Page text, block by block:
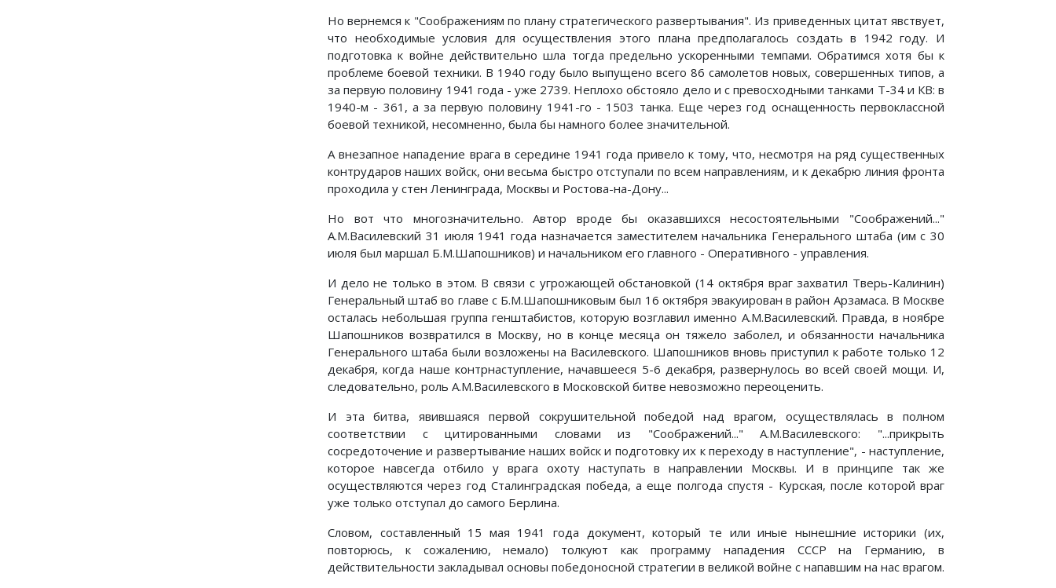
Но вернемся к "Соображениям по плану стратегического развертывания". Из приведенных цитат явствует,
что необходимые условия для осуществления этого плана предполагалось создать в 1942 году. И
подготовка к войне действительно шла тогда предельно ускоренными темпами. Обратимся хотя бы к
проблеме боевой техники. В 1940 году было выпущено всего 86 самолетов новых, совершенных типов, а
за первую половину 1941 года - уже 2739. Неплохо обстояло дело и с превосходными танками Т-34 и КВ: в
1940-м - 361, а за первую половину 1941-го - 1503 танка. Еще через год оснащенность первоклассной
боевой техникой, несомненно, была бы намного более значительной.
А внезапное нападение врага в середине 1941 года привело к тому, что, несмотря на ряд существенных
контрударов наших войск, они весьма быстро отступали по всем направлениям, и к декабрю линия фронта
проходила у стен Ленинграда, Москвы и Ростова-на-Дону...
Но вот что многозначительно. Автор вроде бы оказавшихся несостоятельными "Соображений..."
А.М.Василевский 31 июля 1941 года назначается заместителем начальника Генерального штаба (им с 30
июля был маршал Б.М.Шапошников) и начальником его главного - Оперативного - управления.
И дело не только в этом. В связи с угрожающей обстановкой (14 октября враг захватил Тверь-Калинин)
Генеральный штаб во главе с Б.М.Шапошниковым был 16 октября эвакуирован в район Арзамаса. В Москве
осталась небольшая группа генштабистов, которую возглавил именно А.М.Василевский. Правда, в ноябре
Шапошников возвратился в Москву, но в конце месяца он тяжело заболел, и обязанности начальника
Генерального штаба были возложены на Василевского. Шапошников вновь приступил к работе только 12
декабря, когда наше контрнаступление, начавшееся 5-6 декабря, развернулось во всей своей мощи. И,
следовательно, роль А.М.Василевского в Московской битве невозможно переоценить.
И эта битва, явившаяся первой сокрушительной победой над врагом, осуществлялась в полном
соответствии с цитированными словами из "Соображений..." А.М.Василевского: "...прикрыть
сосредоточение и развертывание наших войск и подготовку их к переходу в наступление", - наступление,
которое навсегда отбило у врага охоту наступать в направлении Москвы. И в принципе так же
осуществляются через год Сталинградская победа, а еще полгода спустя - Курская, после которой враг
уже только отступал до самого Берлина.
Словом, составленный 15 мая 1941 года документ, который те или иные нынешние историки (их,
повторюсь, к сожалению, немало) толкуют как программу нападения СССР на Германию, в
действительности закладывал основы победоносной стратегии в великой войне с напавшим на нас врагом.